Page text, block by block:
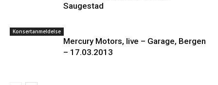
Saugestad
Konsertanmeldelse
Mercury Motors, live – Garage, Bergen
– 17.03.2013